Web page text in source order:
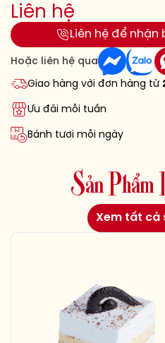
Liên hệ
Liên hệ để nhận
Hoặc liên hệ qua
Giao hàng với đơn hàng từ
Ưu đãi mỗi tuần
Bánh tươi mỗi ngày
Sản Phẩm
Xem tất cả